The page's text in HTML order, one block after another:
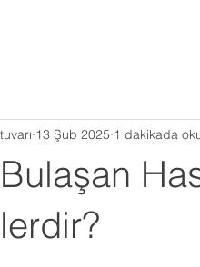
13 Şub 2025 1 dakikada